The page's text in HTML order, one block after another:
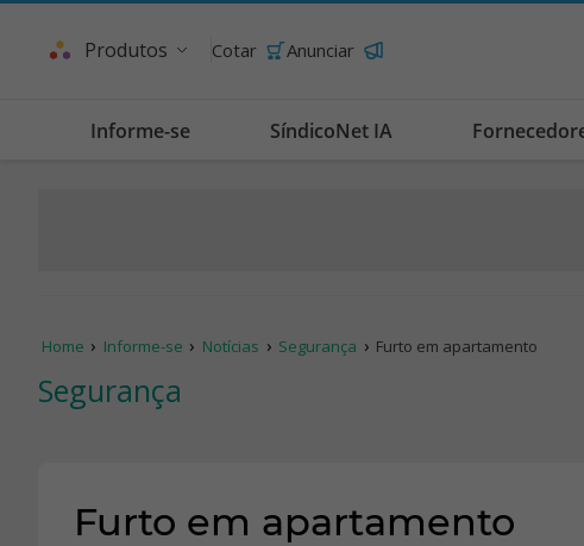
Produtos Cotar Anunciar
Informe-se SíndicoNet IA
Home Informe-se Notícias Segurança Furto em apartamento
Segurança
Furto em apartamento